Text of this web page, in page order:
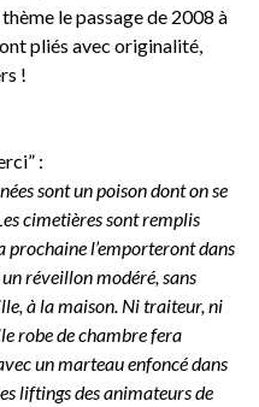
le passage de 2008 à
pliés avec originalité,
!
:
sont un poison dont on se
cimetières sont remplis
prochaine l’emporteront dans
réveillon modéré, sans
à la maison. Ni traiteur, ni
robe de chambre fera
un marteau enfoncé dans
liftings des animateurs de